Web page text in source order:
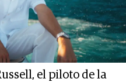
el piloto de la